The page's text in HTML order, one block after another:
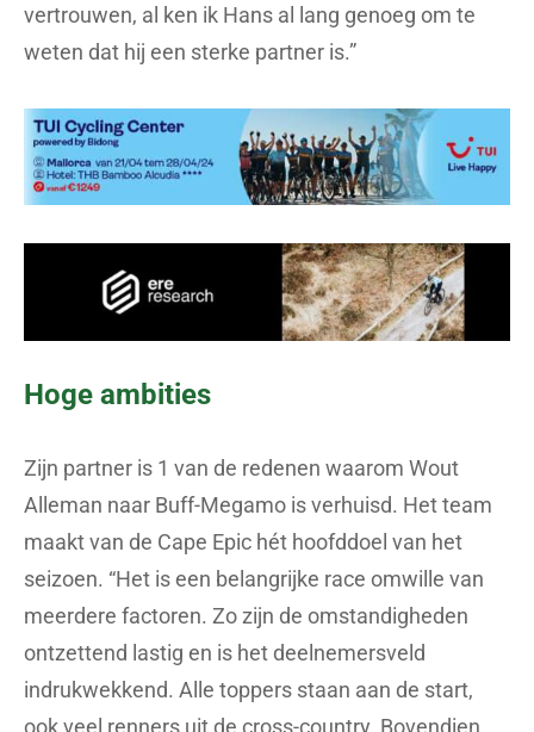
vertrouwen, al ken ik Hans al lang genoeg om te
weten dat hij een sterke partner is.”
Hoge ambities
Zijn partner is 1 van de redenen waarom Wout
Alleman naar Buff-Megamo is verhuisd. Het team
maakt van de Cape Epic hét hoofddoel van het
seizoen. “Het is een belangrijke race omwille van
meerdere factoren. Zo zijn de omstandigheden
ontzettend lastig en is het deelnemersveld
indrukwekkend. Alle toppers staan aan de start,
ook veel renners uit de cross-country. Bovendien